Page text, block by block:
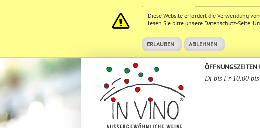
Diese Website erfordert die Verwendung
lesen Sie bitte unsere Datenschutz-Seite.
ERLAUBEN ABLEHNEN
Di bis Fr 10.00